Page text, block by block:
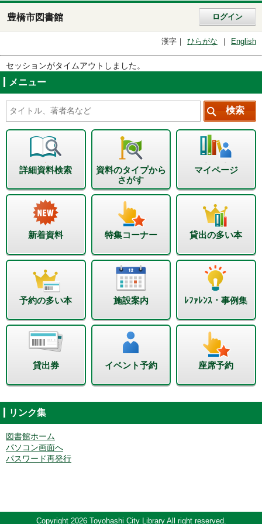
豊橋市図書館 ログイン
漢字 ひらがな English
セッションがタイムアウトしました。
メニュー
詳細資料検索
資料のタイプから
さがす
マイページ
新着資料 特集コーナー 貸出の多い本
予約の多い本 施設案内 ﾚﾌｧﾚﾝｽ・事例集
貸出券 イベント予約 座席予約
リンク集
図書館ホーム
パソコン画面へ
パスワード再発行
Copyright 2026 Toyohashi City Library All right reserved.